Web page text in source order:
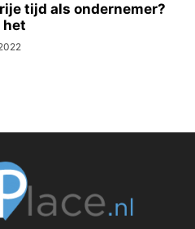
tijd als ondernemer?
het